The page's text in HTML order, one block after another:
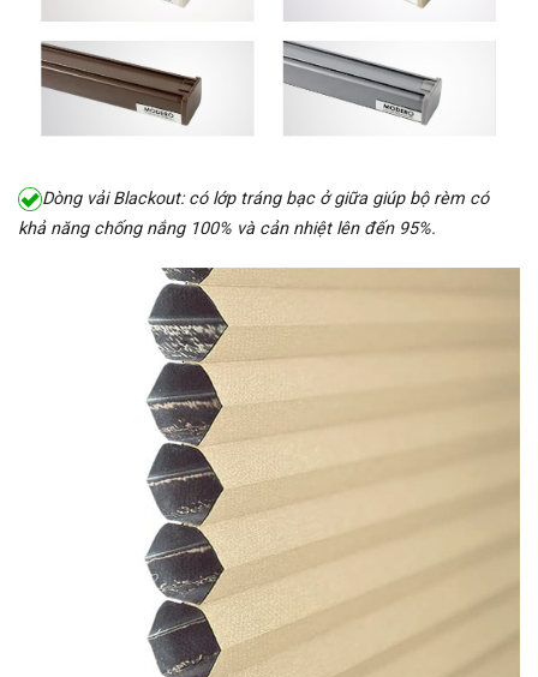
Dòng vải Blackout: có lớp tráng bạc ở giữa giúp bộ rèm có
khả năng chống nắng 100% và cản nhiệt lên đến 95%.